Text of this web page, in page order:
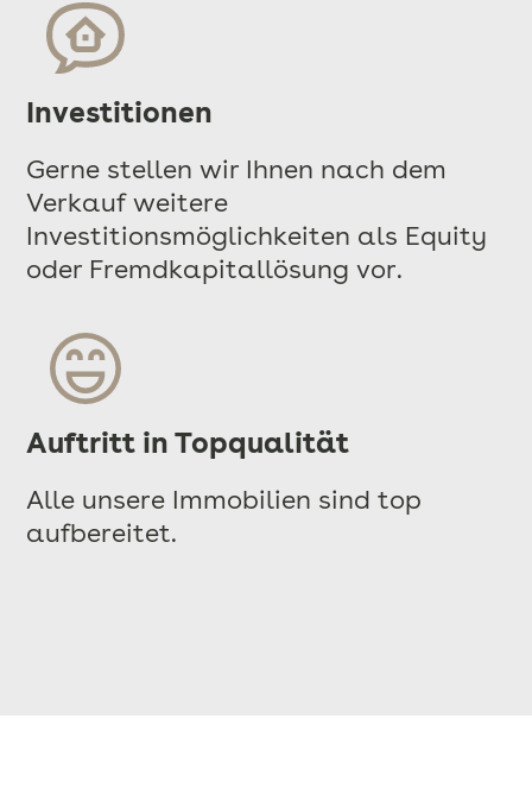
Investitionen
Gerne stellen wir Ihnen nach dem
Verkauf weitere
Investitionsmöglichkeiten als Equity
oder Fremdkapitallösung vor.
Auftritt in Topqualität
Alle unsere Immobilien sind top
aufbereitet.